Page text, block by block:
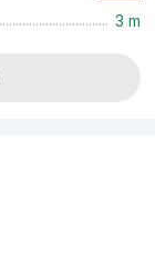
3 m